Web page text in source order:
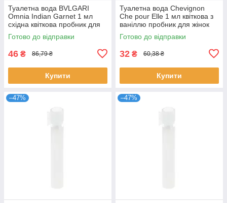
Туалетна вода BVLGARI
Omnia Indian Garnet 1 мл
східна квіткова пробник для
жінок розпив парфумів
Булгарі
Готово до відправки
46 ₴ 86,79 ₴
Купити
Туалетна вода Chevignon
Che pour Elle 1 мл квіткова з
ваніллю пробник для жінок
розпив парфумів Шевіньйон
Готово до відправки
32 ₴ 60,38 ₴
Купити
–47% –47%